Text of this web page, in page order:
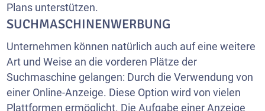
Plans unterstützen.
SUCHMASCHINENWERBUNG
Unternehmen können natürlich auch auf eine weitere
Art und Weise an die vorderen Plätze der
Suchmaschine gelangen: Durch die Verwendung von
einer Online-Anzeige. Diese Option wird von vielen
Plattformen ermöglicht. Die Aufgabe einer Anzeige